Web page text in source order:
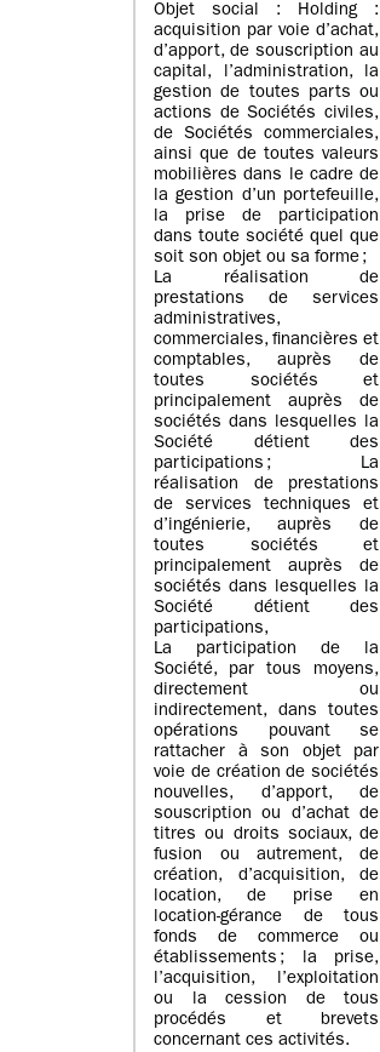
Objet social : Holding :
acquisition par voie d’achat,
d’apport, de souscription au
capital, l’administration, la
gestion de toutes parts ou
actions de Sociétés civiles,
de Sociétés commerciales,
ainsi que de toutes valeurs
mobilières dans le cadre de
la gestion d’un portefeuille,
la prise de participation
dans toute société quel que
soit son objet ou sa forme ;
La réalisation de
prestations de services
administratives,
commerciales, financières et
comptables, auprès de
toutes sociétés et
principalement auprès de
sociétés dans lesquelles la
Société détient des
participations ; La
réalisation de prestations
de services techniques et
d’ingénierie, auprès de
toutes sociétés et
principalement auprès de
sociétés dans lesquelles la
Société détient des
participations,
La participation de la
Société, par tous moyens,
directement ou
indirectement, dans toutes
opérations pouvant se
rattacher à son objet par
voie de création de sociétés
nouvelles, d’apport, de
souscription ou d’achat de
titres ou droits sociaux, de
fusion ou autrement, de
création, d’acquisition, de
location, de prise en
location-gérance de tous
fonds de commerce ou
établissements ; la prise,
l’acquisition, l’exploitation
ou la cession de tous
procédés et brevets
concernant ces activités.